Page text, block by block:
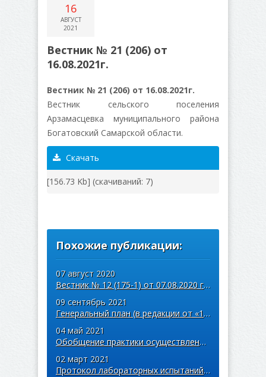
16
АВГУСТ
2021
Вестник № 21 (206) от
16.08.2021г.
Вестник № 21 (206) от 16.08.2021г.
Вестник сельского поселения
Арзамасцевка муниципального района
Богатовский Самарской области.
Скачать
[156.73 Kb] (cкачиваний: 7)
Похожие публикации:
07 август 2020
Вестник № 12 (175-1) от 07.08.2020 года
09 сентябрь 2021
Генеральный план (в редакции от «15» декабря 2020 года № 39)
04 май 2021
Обобщение практики осуществления муниципального контроля
02 март 2021
Протокол лабораторных испытаний № 633 от 02.03.2021г.